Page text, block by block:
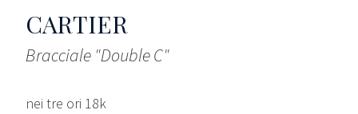
CARTIER
Bracciale "Double C"
nei tre ori 18k